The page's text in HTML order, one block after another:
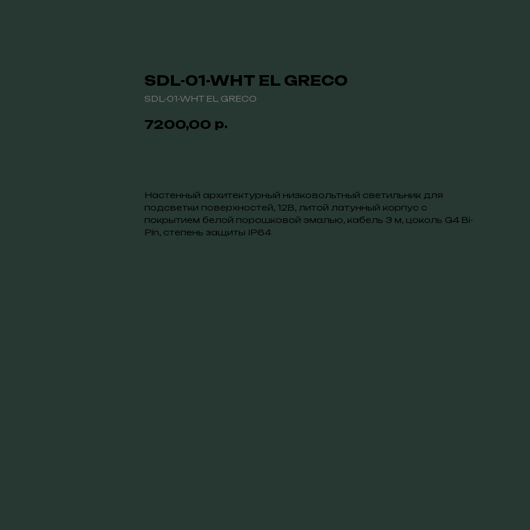
SDL-01-WHT EL GRECO
SDL-01-WHT EL GRECO
7200,00 р.
Настенный архитектурный низковольтный светильник для
подсветки поверхностей, 12В, литой латунный корпус с
покрытием белой порошковой эмалью, кабель 3 м, цоколь G4 Bi-
Pin, степень защиты IP64